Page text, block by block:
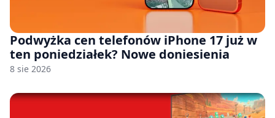
Podwyżka cen telefonów iPhone 17 już w
ten poniedziałek? Nowe doniesienia
8 sie 2026